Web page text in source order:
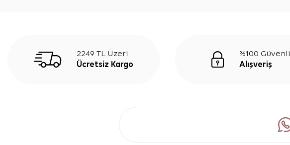
2249 TL Üzeri
Ücretsiz Kargo
%100 Güvenli
Alışveriş